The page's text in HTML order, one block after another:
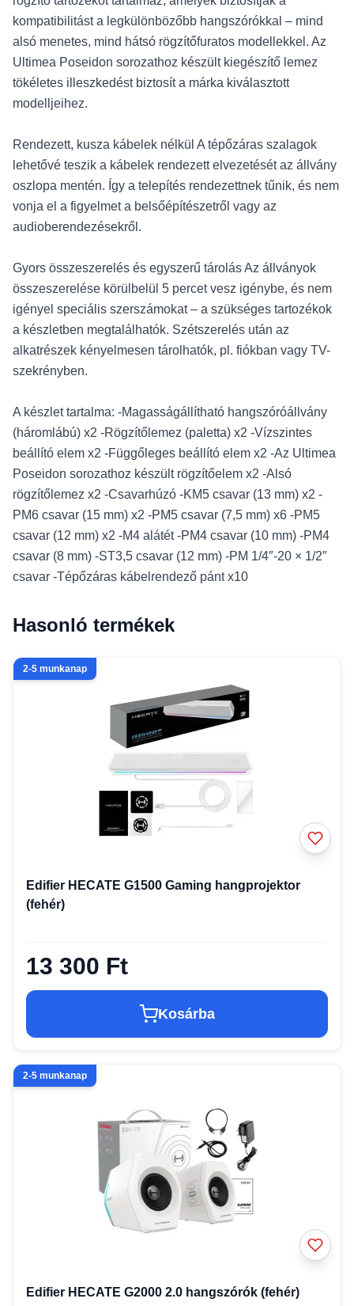
kompatibilitást a legkülönbözőbb hangszórókkal – mind
alsó menetes, mind hátsó rögzítőfuratos modellekkel. Az
Ultimea Poseidon sorozathoz készült kiegészítő lemez
tökéletes illeszkedést biztosít a márka kiválasztott
modelljeihez.
Rendezett, kusza kábelek nélkül A tépőzáras szalagok
lehetővé teszik a kábelek rendezett elvezetését az állvány
oszlopa mentén. Így a telepítés rendezettnek tűnik, és nem
vonja el a figyelmet a belsőépítészetről vagy az
audioberendezésekről.
Gyors összeszerelés és egyszerű tárolás Az állványok
összeszerelése körülbelül 5 percet vesz igénybe, és nem
igényel speciális szerszámokat – a szükséges tartozékok
a készletben megtalálhatók. Szétszerelés után az
alkatrészek kényelmesen tárolhatók, pl. fiókban vagy TV-
szekrényben.
A készlet tartalma: -Magasságállítható hangszóróállvány
(háromlábú) x2 -Rögzítőlemez (paletta) x2 -Vízszintes
beállító elem x2 -Függőleges beállító elem x2 -Az Ultimea
Poseidon sorozathoz készült rögzítőelem x2 -Alsó
rögzítőlemez x2 -Csavarhúzó -KM5 csavar (13 mm) x2 -
PM6 csavar (15 mm) x2 -PM5 csavar (7,5 mm) x6 -PM5
csavar (12 mm) x2 -M4 alátét -PM4 csavar (10 mm) -PM4
csavar (8 mm) -ST3,5 csavar (12 mm) -PM 1/4″-20 × 1/2″
csavar -Tépőzáras kábelrendező pánt x10
Hasonló termékek
2-5 munkanap
Edifier HECATE G1500 Gaming hangprojektor
(fehér)
13 300 Ft
Kosárba
2-5 munkanap
Edifier HECATE G2000 2.0 hangszórók (fehér)